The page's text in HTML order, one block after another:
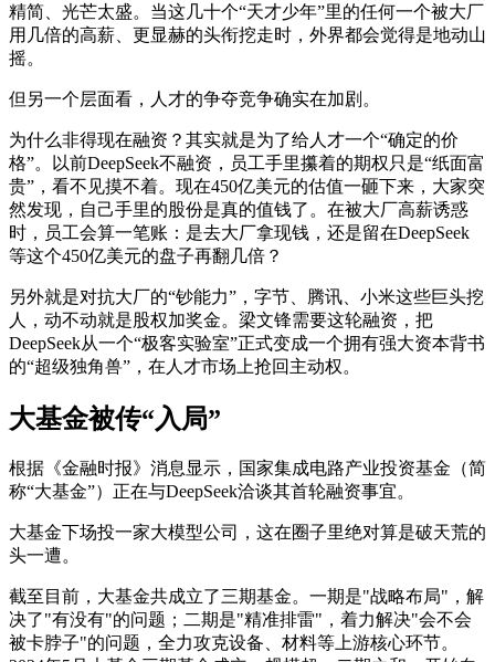
精简、光芒太盛。当这几十个“天才少年”里的任何一个被大厂
用几倍的高薪、更显赫的头衔挖走时，外界都会觉得是地动山
摇。
但另一个层面看，人才的争夺竞争确实在加剧。
为什么非得现在融资？其实就是为了给人才一个“确定的价
格”。以前DeepSeek不融资，员工手里攥着的期权只是“纸面富
贵”，看不见摸不着。现在450亿美元的估值一砸下来，大家突
然发现，自己手里的股份是真的值钱了。在被大厂高薪诱惑
时，员工会算一笔账：是去大厂拿现钱，还是留在DeepSeek
等这个450亿美元的盘子再翻几倍？
另外就是对抗大厂的“钞能力”，字节、腾讯、小米这些巨头挖
人，动不动就是股权加奖金。梁文锋需要这轮融资，把
DeepSeek从一个“极客实验室”正式变成一个拥有强大资本背书
的“超级独角兽”，在人才市场上抢回主动权。
大基金被传“入局”
根据《金融时报》消息显示，国家集成电路产业投资基金（简
称“大基金”）正在与DeepSeek洽谈其首轮融资事宜。
大基金下场投一家大模型公司，这在圈子里绝对算是破天荒的
头一遭。
截至目前，大基金共成立了三期基金。一期是"战略布局"，解
决了"有没有"的问题；二期是"精准排雷"，着力解决"会不会
被卡脖子"的问题，全力攻克设备、材料等上游核心环节。